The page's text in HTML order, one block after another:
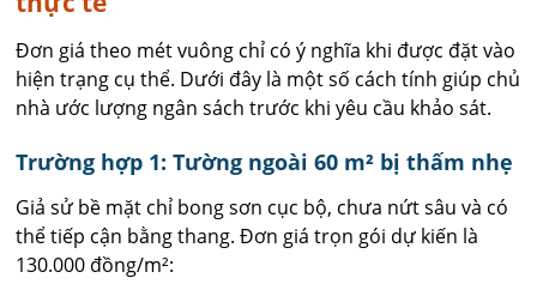
Đơn giá theo mét vuông chỉ có ý nghĩa khi được đặt vào
hiện trạng cụ thể. Dưới đây là một số cách tính giúp chủ
nhà ước lượng ngân sách trước khi yêu cầu khảo sát.
Trường hợp 1: Tường ngoài 60 m² bị thấm nhẹ
Giả sử bề mặt chỉ bong sơn cục bộ, chưa nứt sâu và có
thể tiếp cận bằng thang. Đơn giá trọn gói dự kiến là
130.000 đồng/m²: